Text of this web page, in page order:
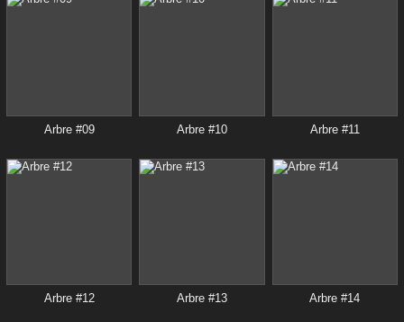
Arbre #09 Arbre #10 Arbre #11
Arbre #12 Arbre #13 Arbre #14